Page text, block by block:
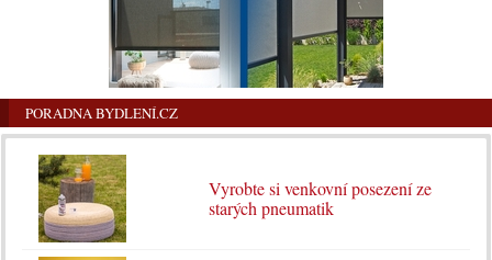
PORADNA BYDLENÍ.CZ
Vyrobte si venkovní posezení ze
starých pneumatik